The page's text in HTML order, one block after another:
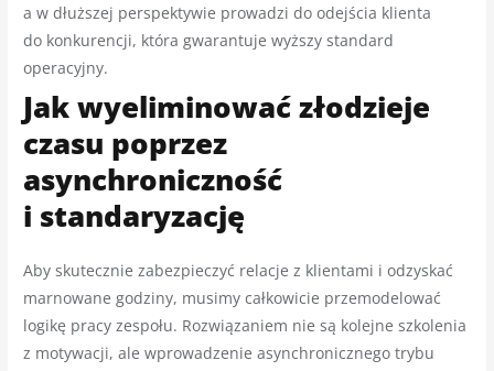
a w dłuższej perspektywie prowadzi do odejścia klienta
do konkurencji, która gwarantuje wyższy standard
operacyjny.
Jak wyeliminować złodzieje
czasu poprzez
asynchroniczność
i standaryzację
Aby skutecznie zabezpieczyć relacje z klientami i odzyskać
marnowane godziny, musimy całkowicie przemodelować
logikę pracy zespołu. Rozwiązaniem nie są kolejne szkolenia
z motywacji, ale wprowadzenie asynchronicznego trybu